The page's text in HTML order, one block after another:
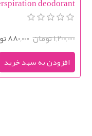
1,200,000 تومان 880,000 تومان